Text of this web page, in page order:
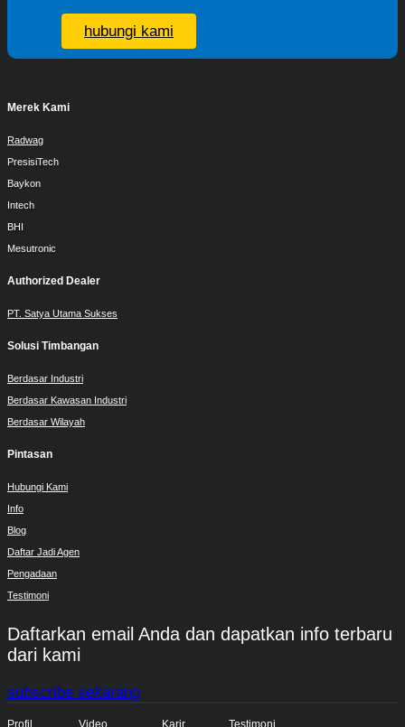
hubungi kami
Merek Kami
Radwag
PresisiTech
Baykon
Intech
BHI
Mesutronic
Authorized Dealer
PT. Satya Utama Sukses
Solusi Timbangan
Berdasar Industri
Berdasar Kawasan Industri
Berdasar Wilayah
Pintasan
Hubungi Kami
Info
Blog
Daftar Jadi Agen
Pengadaan
Testimoni
Daftarkan email Anda dan dapatkan info terbaru
dari kami
subscribe sekarang
Profil Video Karir Testimoni